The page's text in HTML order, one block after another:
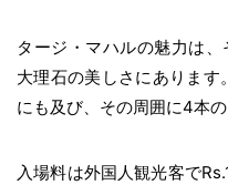
タージ・マハルの魅力は
大理石の美しさにありま
にも及び、その周囲に4本
入場料は外国人観光客で